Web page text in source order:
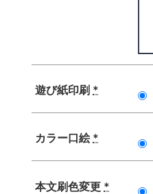
遊び紙印刷 *
カラー口絵 *
本文刷色変更 *